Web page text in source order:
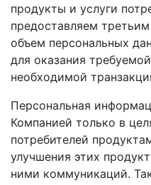
продукты и услуги
предоставляем
объем персональных
для оказания
необходимой
Персональная
Компанией только в
потребителей
улучшения этих
ними коммуникаций.